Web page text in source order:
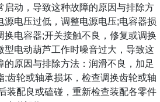
启动，导致这种故障的原因与排除方
源电压过低，调整电源电压;电容器损
换电容器;开关接触不良，修复或调换
型电动葫芦工作时噪音过大，导致这
的原因与排除方法：润滑不良，加足
;齿轮或轴承损坏，检查调换齿轮或轴
装配良或磕碰，重新检查装配各零件